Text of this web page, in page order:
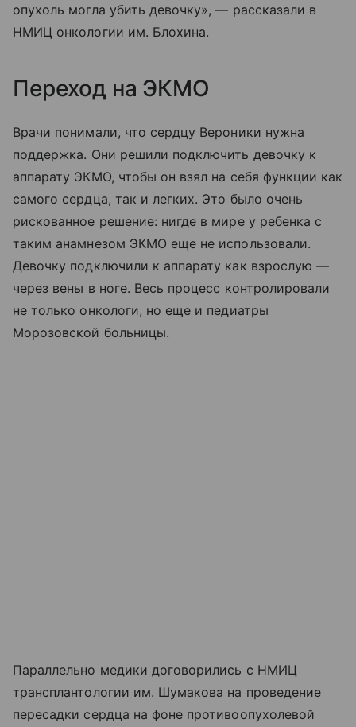
опухоль могла убить девочку», — рассказали в
НМИЦ онкологии им. Блохина.
Переход на ЭКМО
Врачи понимали, что сердцу Вероники нужна
поддержка. Они решили подключить девочку к
аппарату ЭКМО, чтобы он взял на себя функции как
самого сердца, так и легких. Это было очень
рискованное решение: нигде в мире у ребенка с
таким анамнезом ЭКМО еще не использовали.
Девочку подключили к аппарату как взрослую —
через вены в ноге. Весь процесс контролировали
не только онкологи, но еще и педиатры
Морозовской больницы.
Параллельно медики договорились с НМИЦ
трансплантологии им. Шумакова на проведение
пересадки сердца на фоне противоопухолевой